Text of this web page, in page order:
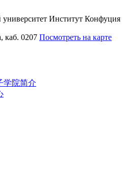
университет Институт Конфуция
каб. 0207 Посмотреть на карте
学院简介